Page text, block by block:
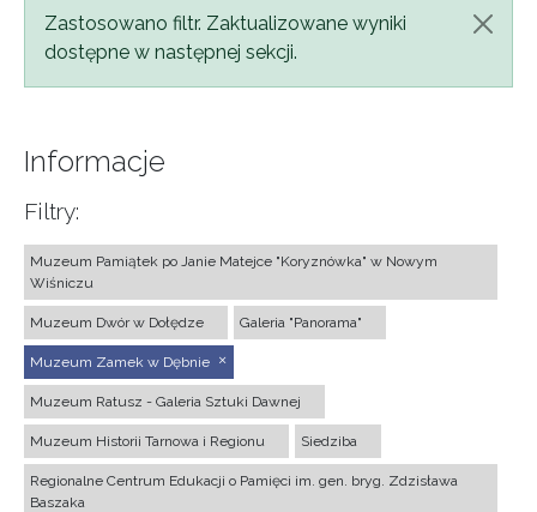
Komunikat
Zastosowano filtr. Zaktualizowane wyniki
dostępne w następnej sekcji.
Informacje
Filtry:
Muzeum Pamiątek po Janie Matejce "Koryznówka" w Nowym
Wiśniczu
Muzeum Dwór w Dołędze Galeria "Panorama"
Muzeum Zamek w Dębnie
Muzeum Ratusz - Galeria Sztuki Dawnej
Muzeum Historii Tarnowa i Regionu Siedziba
Regionalne Centrum Edukacji o Pamięci im. gen. bryg. Zdzisława
Baszaka